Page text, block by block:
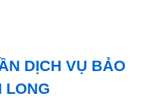
DỊCH VỤ BẢO
LONG